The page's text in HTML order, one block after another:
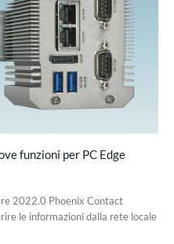
funzioni per PC Edge
2022.0 Phoenix Contact
le informazioni dalla rete locale